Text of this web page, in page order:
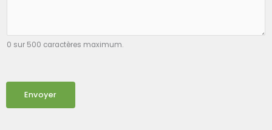
0 sur 500 caractères maximum.
Envoyer